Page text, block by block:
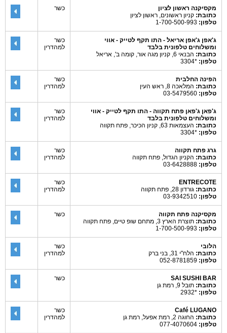
מקסיקנה ראשון לציון
כתובת: קניון ראשונים, ראשון לציון
טלפון:
כשר
ג'אפן ג'אפן אריאל - התו תקף לטייק - אווי
ומשלוחים טלפונית בלבד
כתובת: הבנאי 6, קניון מגה אור, קומה ב', אריאל
טלפון: *3304
כשר
למהדרין
הפינה החלבית
כתובת: המלאכה 8, ראש העין
טלפון:
כשר
למהדרין
ג'פאן ג'פאן פתח תקווה - התו תקף לטייק - אווי
ומשלוחים טלפונית בלבד
כתובת: העצמאות 63, קניון הכיכר, פתח תקווה
טלפון: *3304
כשר
למהדרין
גרג פתח תקווה
כתובת: הקניון הגדול, פתח תקווה
טלפון:
כשר
למהדרין
ENTRECOTE
כתובת: גורדון 28, פתח תקווה
טלפון:
כשר
למהדרין
מקסיקנה פתח תקווה
כתובת: תוצרת הארץ 3, מתחם שופ טיים, פתח תקווה
טלפון:
כשר
הלובי
כתובת: הלח"י 31, בני ברק
טלפון:
כשר
למהדרין
SAI SUSHI BAR
כתובת: תובל 9, רמת גן
טלפון: *2932
כשר
Café LUGANO
כתובת: החוגה 2, רמת אפעל, רמת גן
טלפון:
כשר
למהדרין